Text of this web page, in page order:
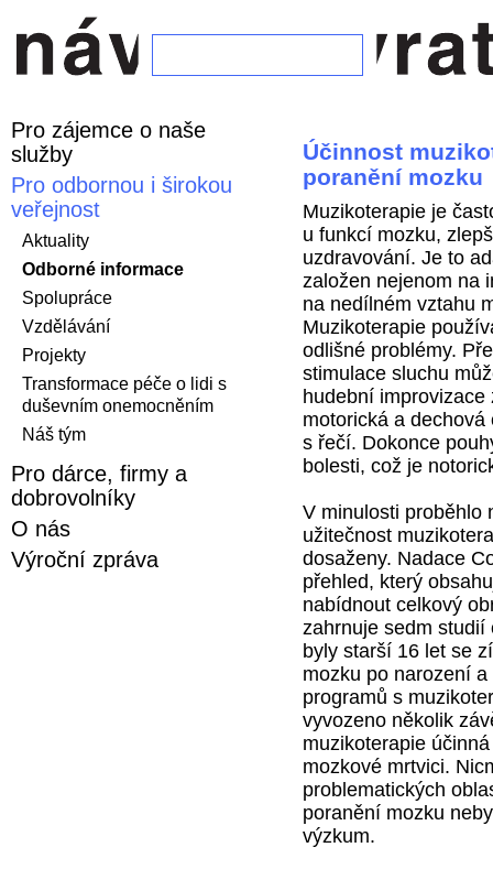
Pro zájemce o naše
služby
Pro odbornou i širokou
veřejnost
Aktuality
Odborné informace
Spolupráce
Vzdělávání
Projekty
Transformace péče o lidi s
duševním onemocněním
Náš tým
Pro dárce, firmy a
dobrovolníky
O nás
Výroční zpráva
Účinnost
poranění mozku
Muzikoterapie je
u funkcí mozku,
uzdravování. Je to
založen nejenom na
na nedílném vztahu
Muzikoterapie
odlišné problémy.
stimulace sluchu
hudební
motorická a
s řečí. Dokonce
bolesti, což je
V minulosti proběhlo
užitečnost
dosaženy. Nadace
přehled, který
nabídnout celkový
zahrnuje sedm studií
byly starší 16 let se
mozku po narození
programů s
vyvozeno několik
muzikoterapie
mozkové mrtvici.
problematických
poranění mozku
výzkum.